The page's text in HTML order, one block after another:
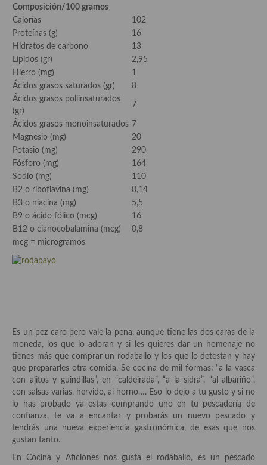
Aperitivos
Bebidas
demás
Entrantes y primeros platos
Ensaladas
Entrantes
Gazpachos, salmorejos, sopas y cremas frías
Quínoa
Pasta
Arroces Y fideuás
Legumbres y cereales
Masas elaboradas con harina, pizzas, quiches y demás
Plato principal
Aves
Carne
Pescado y Marisco
Composición/100 gramos
Calorías
102
Proteínas (g)
16
Hidratos de carbono
13
Lípidos (gr)
2,95
Hierro (mg)
1
Ácidos grasos saturados (gr)
8
Ácidos grasos poliinsaturados
(gr)
7
Ácidos grasos monoinsaturados 7
Magnesio (mg)
20
Potasio (mg)
290
Fósforo (mg)
164
Sodio (mg)
110
B2 o riboflavina (mg)
0,14
B3 o niacina (mg)
5,5
B9 o ácido fólico (mcg)
16
B12 o cianocobalamina (mcg)
0,8
mcg = microgramos
Es un pez caro pero vale la pena, aunque tiene las dos caras de la
moneda, los que lo adoran y si les quieres dar un homenaje no
tienes más que comprar un rodaballo y los que lo detestan y hay
que prepararles otra comida, Se cocina de mil formas: “a la vasca
con ajitos y guindillas”, en “caldeirada”, “a la sidra”, “al albariño”,
con salsas varias, hervido, al horno…. Eso lo dejo a tu gusto y si no
lo has probado ya estas comprando uno en tu pescadería de
confianza, te va a encantar y probarás un nuevo pescado y
tendrás una nueva experiencia gastronómica, de esas que nos
gustan tanto.
En Cocina y Aficiones nos gusta el rodaballo, es un pescado